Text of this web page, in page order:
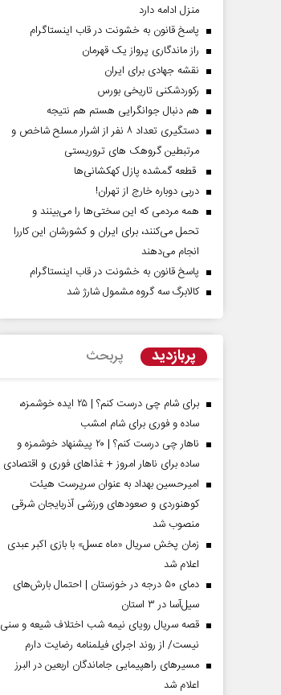
منزل ادامه دارد
پاسخ قانون به خشونت در قاب اینستاگرام
راز ماندگاری پرواز یک قهرمان
نقشه جهادی برای ایران
رکوردشکنی تاریخی بورس
هم دنبال جوانگرایی هستم هم نتیجه
دستگیری تعداد ۸ نفر از اشرار مسلح شاخص و
مرتبطین گروهک های تروریستی
قطعه گمشده پازل کهکشانی‌ها
دربی دوباره خارج از تهران!
همه مردمی که این سختی‌ها را می‌بینند و
تحمل می‌کنند، برای ایران و کشورشان این کاررا
انجام می‌دهند
پاسخ قانون به خشونت در قاب اینستاگرام
کالابرگ سه گروه مشمول شارژ شد
پربازدید پربحث
برای شام چی درست کنم؟ | ۲۵ ایده خوشمزه،
ساده و فوری برای شام امشب
ناهار چی درست کنم؟ | ۲۰ پیشنهاد خوشمزه و
ساده برای ناهار امروز + غذاهای فوری و اقتصادی
امیرحسین بهداد به عنوان سرپرست هیئت
کوهنوردی و صعودهای ورزشی آذربایجان شرقی
منصوب شد
زمان پخش سریال «ماه عسل» با بازی اکبر عبدی
اعلام شد
دمای ۵۰ درجه در خوزستان | احتمال بارش‌های
سیل‌آسا در ۳ استان
قصه سریال رویای نیمه شب اختلاف شیعه و سنی
نیست/ از روند اجرای فیلمنامه رضایت دارم
مسیر‌های راهپیمایی جاماندگان اربعین در البرز
اعلام شد